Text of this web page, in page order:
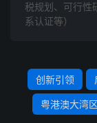
税规划、可行性
系认证等）
创新引领
粤港澳大湾区